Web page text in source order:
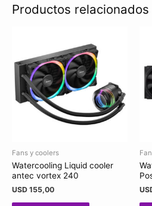
Productos relacionados
Fans y coolers
Watercooling Liquid cooler
antec vortex 240
USD 155,00